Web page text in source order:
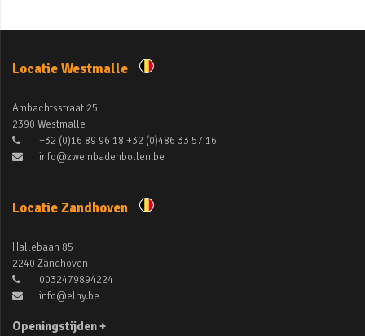
Locatie Westmalle
Ambachtsstraat 25
2390 Westmalle
+32 (0)16 89 96 18 +32 (0)486 33 57 16
info@zwembadenbollen.be
Locatie Zandhoven
Hallebaan 85
2240 Zandhoven
0032479894224
info@elny.be
Openingstijden +